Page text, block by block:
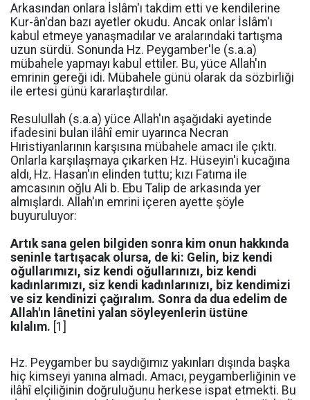
Arkasından onlara İslâm'ı takdim etti ve kendilerine
Kur-ân'dan bazı ayetler okudu. Ancak onlar İslâm'ı
kabul etmeye yanaşmadılar ve aralarındaki tartışma
uzun sürdü. Sonunda Hz. Peygamber'le (s.a.a)
mübahele yapmayı kabul ettiler. Bu, yüce Allah'ın
emrinin gereği idi. Mübahele günü olarak da sözbirliği
ile ertesi günü kararlaştırdılar.
Resulullah (s.a.a) yüce Allah'ın aşağıdaki ayetinde
ifadesini bulan ilâhî emir uyarınca Necran
Hıristiyanlarının karşısına mübahele amacı ile çıktı.
Onlarla karşılaşmaya çıkarken Hz. Hüseyin'i kucağına
aldı, Hz. Hasan'ın elinden tuttu; kızı Fatıma ile
amcasının oğlu Ali b. Ebu Talip de arkasında yer
almışlardı. Allah'ın emrini içeren ayette şöyle
buyuruluyor:
Artık sana gelen bilgiden sonra kim onun hakkında
seninle tartışacak olursa, de ki: Gelin, biz kendi
oğullarımızı, siz kendi oğullarınızı, biz kendi
kadınlarımızı, siz kendi kadınlarınızı, biz kendimizi
ve siz kendinizi çağıralım. Sonra da dua edelim de
Allah'ın lânetini yalan söyleyenlerin üstüne
kılalım. [1]
Hz. Peygamber bu saydığımız yakınları dışında başka
hiç kimseyi yanına almadı. Amacı, peygamberliğinin ve
ilâhî elçiliğinin doğruluğunu herkese ispat etmekti. Bu